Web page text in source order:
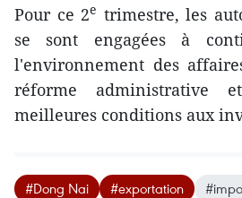
Pour ​ce 2e trimestre, les
se sont engagées à
l'environnement des
réforme administrative
meilleures conditions aux
#Dong Nai #exportation